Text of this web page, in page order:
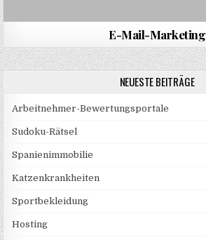
E-Mail-Marketing
NEUESTE BEITRÄGE
Arbeitnehmer-Bewertungsportale
Sudoku-Rätsel
Spanienimmobilie
Katzenkrankheiten
Sportbekleidung
Hosting